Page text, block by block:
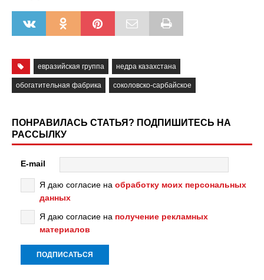
евразийская группа недра казахстана
обогатительная фабрика соколовско-сарбайское
ПОНРАВИЛАСЬ СТАТЬЯ? ПОДПИШИТЕСЬ НА
РАССЫЛКУ
E-mail
Я даю согласие на обработку моих персональных
данных
Я даю согласие на получение рекламных
материалов